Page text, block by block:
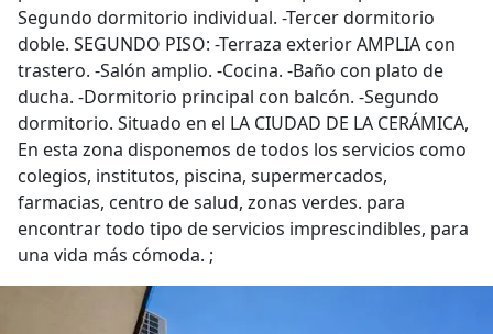
Segundo dormitorio individual. -Tercer dormitorio
doble. SEGUNDO PISO: -Terraza exterior AMPLIA con
trastero. -Salón amplio. -Cocina. -Baño con plato de
ducha. -Dormitorio principal con balcón. -Segundo
dormitorio. Situado en el LA CIUDAD DE LA CERÁMICA,
En esta zona disponemos de todos los servicios como
colegios, institutos, piscina, supermercados,
farmacias, centro de salud, zonas verdes. para
encontrar todo tipo de servicios imprescindibles, para
una vida más cómoda. ;